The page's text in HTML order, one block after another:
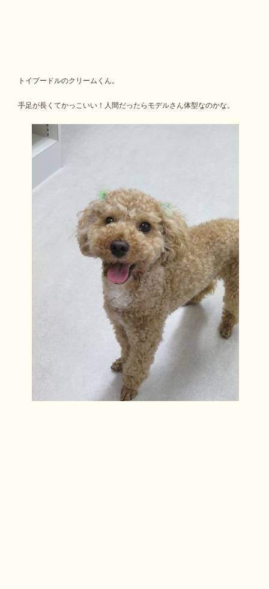
トイプードルのクリームくん。
手足が長くてかっこいい！人間だったらモデルさん体型なのかな。